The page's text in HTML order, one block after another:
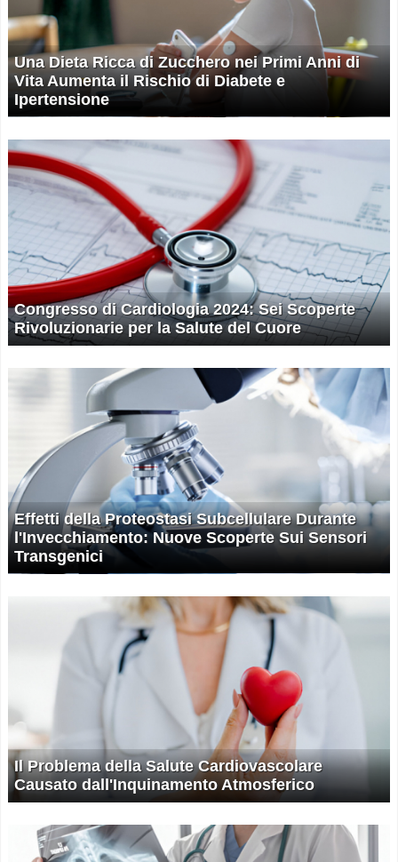
Una Dieta Ricca di Zucchero nei Primi Anni di
Vita Aumenta il Rischio di Diabete e
Ipertensione
Congresso di Cardiologia 2024: Sei Scoperte
Rivoluzionarie per la Salute del Cuore
Effetti della Proteostasi Subcellulare Durante
l'Invecchiamento: Nuove Scoperte Sui Sensori
Transgenici
Il Problema della Salute Cardiovascolare
Causato dall'Inquinamento Atmosferico